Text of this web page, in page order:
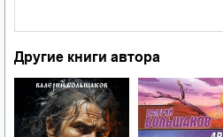
Другие книги автора